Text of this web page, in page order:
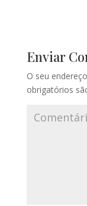
Enviar
O seu
obrigatórios